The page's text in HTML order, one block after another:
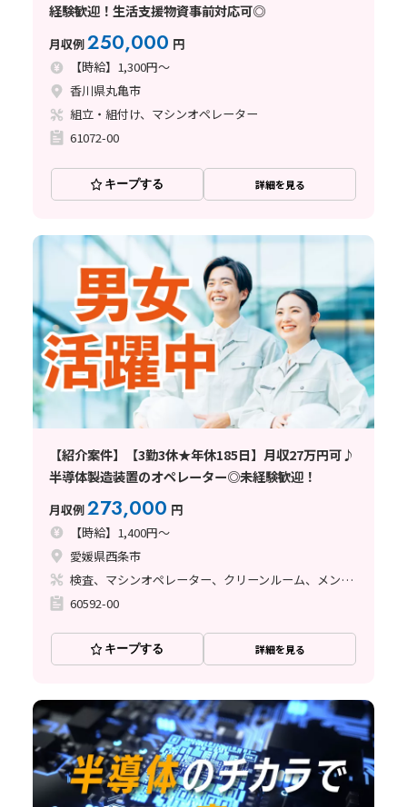
経験歓迎！生活支援物資事前対応可◎
月収例250,000 円
【時給】1,300円～
香川県丸亀市
組立・組付け、マシンオペレーター
61072-00
キープする 詳細を見る
【紹介案件】【3勤3休★年休185日】月収27万円可♪
半導体製造装置のオペレーター◎未経験歓迎！
月収例273,000 円
【時給】1,400円～
愛媛県西条市
検査、マシンオペレーター、クリーンルーム、メンテナンス・保全
60592-00
キープする 詳細を見る